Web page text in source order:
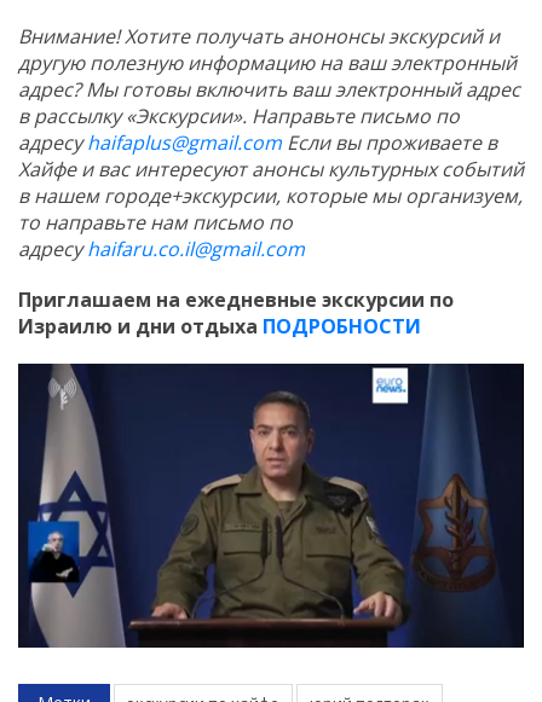
Внимание! Хотите получать анононсы экскурсий и
другую полезную информацию на ваш электронный
адрес? Мы готовы включить ваш электронный адрес
в рассылку «Экскурсии». Направьте письмо по
адресуhaifaplus@gmail.com Если вы проживаете в
Хайфе и вас интересуют анонсы культурных событий
в нашем городе+экскурсии, которые мы организуем,
то направьте нам письмо по
адресуhaifaru.co.il@gmail.com
Приглашаем на ежедневные экскурсии по
Израилю и дни отдыха ПОДРОБНОСТИ